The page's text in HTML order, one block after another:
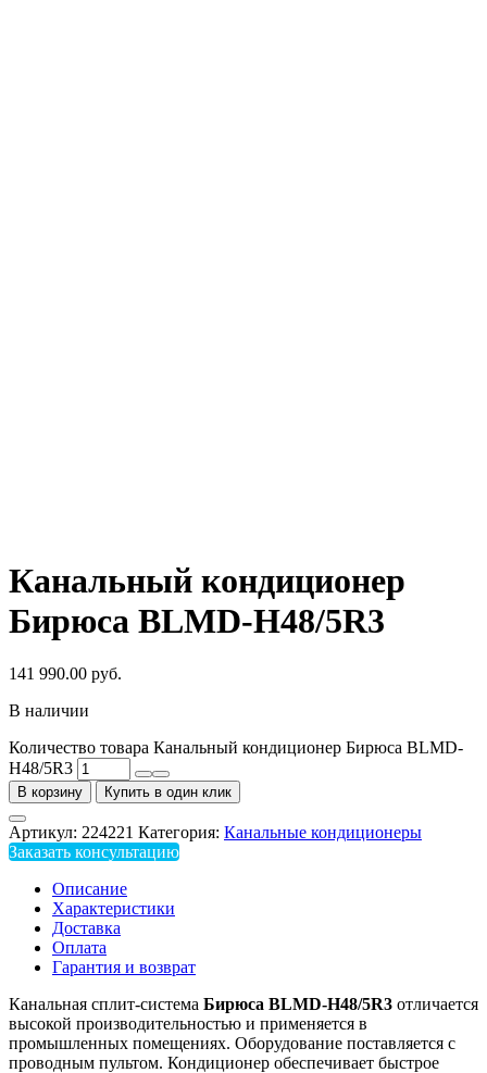
Канальный кондиционер
Бирюса BLMD-H48/5R3
141 990.00 руб.
В наличии
Количество товара Канальный кондиционер Бирюса BLMD-
H48/5R3
В корзину Купить в один клик
Артикул: 224221 Категория: Канальные кондиционеры
Заказать консультацию
Описание
Характеристики
Доставка
Оплата
Гарантия и возврат
Канальная сплит-система Бирюса BLMD-H48/5R3 отличается
высокой производительностью и применяется в
промышленных помещениях. Оборудование поставляется с
проводным пультом. Кондиционер обеспечивает быстрое